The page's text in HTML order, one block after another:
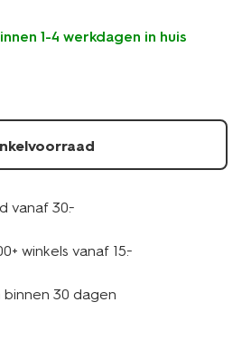
1-4 werkdagen in huis
vanaf 30.-
winkels vanaf 15.-
30 dagen